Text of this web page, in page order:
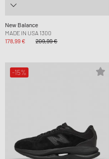
New Balance
MADE IN USA 1300
178,99 €
209,99 €
-15%